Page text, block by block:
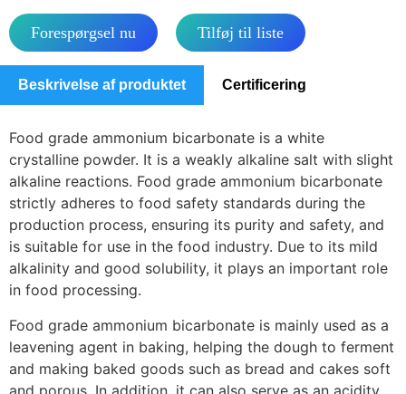
Forespørgsel nu Tilføj til liste
Beskrivelse af produktet Certificering
Food grade ammonium bicarbonate is a white
crystalline powder. It is a weakly alkaline salt with slight
alkaline reactions. Food grade ammonium bicarbonate
strictly adheres to food safety standards during the
production process, ensuring its purity and safety, and
is suitable for use in the food industry. Due to its mild
alkalinity and good solubility, it plays an important role
in food processing.
Food grade ammonium bicarbonate is mainly used as a
leavening agent in baking, helping the dough to ferment
and making baked goods such as bread and cakes soft
and porous. In addition, it can also serve as an acidity